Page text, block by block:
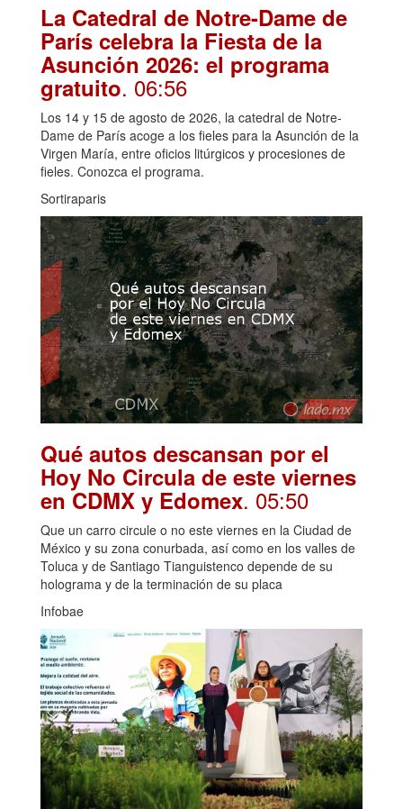
La Catedral de Notre-Dame de
París celebra la Fiesta de la
Asunción 2026: el programa
gratuito. 06:56
Los 14 y 15 de agosto de 2026, la catedral de Notre-
Dame de París acoge a los fieles para la Asunción de la
Virgen María, entre oficios litúrgicos y procesiones de
fieles. Conozca el programa.
Sortiraparis
Qué autos descansan por el
Hoy No Circula de este viernes
en CDMX y Edomex. 05:50
Que un carro circule o no este viernes en la Ciudad de
México y su zona conurbada, así como en los valles de
Toluca y de Santiago Tianguistenco depende de su
holograma y de la terminación de su placa
Infobae